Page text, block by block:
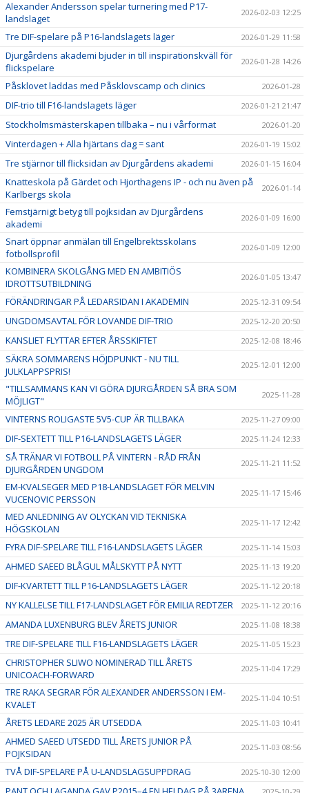
Alexander Andersson spelar turnering med P17-
landslaget
2026-02-03 12:25
Tre DIF-spelare på P16-landslagets läger 2026-01-29 11:58
Djurgårdens akademi bjuder in till inspirationskväll för
flickspelare
2026-01-28 14:26
Påsklovet laddas med Påsklovscamp och clinics 2026-01-28
DIF-trio till F16-landslagets läger 2026-01-21 21:47
Stockholmsmästerskapen tillbaka – nu i vårformat 2026-01-20
Vinterdagen + Alla hjärtans dag = sant 2026-01-19 15:02
Tre stjärnor till flicksidan av Djurgårdens akademi 2026-01-15 16:04
Knatteskola på Gärdet och Hjorthagens IP - och nu även på
Karlbergs skola
2026-01-14
Femstjärnigt betyg till pojksidan av Djurgårdens
akademi
2026-01-09 16:00
Snart öppnar anmälan till Engelbrektsskolans
fotbollsprofil
2026-01-09 12:00
KOMBINERA SKOLGÅNG MED EN AMBITIÖS
IDROTTSUTBILDNING
2026-01-05 13:47
FÖRÄNDRINGAR PÅ LEDARSIDAN I AKADEMIN 2025-12-31 09:54
UNGDOMSAVTAL FÖR LOVANDE DIF-TRIO 2025-12-20 20:50
KANSLIET FLYTTAR EFTER ÅRSSKIFTET 2025-12-08 18:46
SÄKRA SOMMARENS HÖJDPUNKT - NU TILL
JULKLAPPSPRIS!
2025-12-01 12:00
"TILLSAMMANS KAN VI GÖRA DJURGÅRDEN SÅ BRA SOM
MÖJLIGT"
2025-11-28
VINTERNS ROLIGASTE 5V5-CUP ÄR TILLBAKA 2025-11-27 09:00
DIF-SEXTETT TILL P16-LANDSLAGETS LÄGER 2025-11-24 12:33
SÅ TRÄNAR VI FOTBOLL PÅ VINTERN - RÅD FRÅN
DJURGÅRDEN UNGDOM
2025-11-21 11:52
EM-KVALSEGER MED P18-LANDSLAGET FÖR MELVIN
VUCENOVIC PERSSON
2025-11-17 15:46
MED ANLEDNING AV OLYCKAN VID TEKNISKA
HÖGSKOLAN
2025-11-17 12:42
FYRA DIF-SPELARE TILL F16-LANDSLAGETS LÄGER 2025-11-14 15:03
AHMED SAEED BLÅGUL MÅLSKYTT PÅ NYTT 2025-11-13 19:20
DIF-KVARTETT TILL P16-LANDSLAGETS LÄGER 2025-11-12 20:18
NY KALLELSE TILL F17-LANDSLAGET FÖR EMILIA REDTZER 2025-11-12 20:16
AMANDA LUXENBURG BLEV ÅRETS JUNIOR 2025-11-08 18:38
TRE DIF-SPELARE TILL F16-LANDSLAGETS LÄGER 2025-11-05 15:23
CHRISTOPHER SLIWO NOMINERAD TILL ÅRETS
UNICOACH-FORWARD
2025-11-04 17:29
TRE RAKA SEGRAR FÖR ALEXANDER ANDERSSON I EM-
KVALET
2025-11-04 10:51
ÅRETS LEDARE 2025 ÄR UTSEDDA 2025-11-03 10:41
AHMED SAEED UTSEDD TILL ÅRETS JUNIOR PÅ
POJKSIDAN
2025-11-03 08:56
TVÅ DIF-SPELARE PÅ U-LANDSLAGSUPPDRAG 2025-10-30 12:00